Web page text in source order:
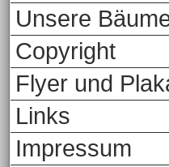
Unsere
Copyright
Flyer und
Links
Impressum